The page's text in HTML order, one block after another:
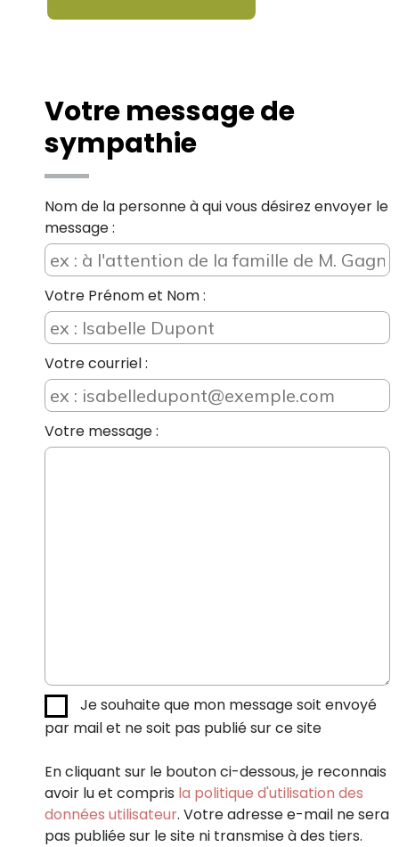
Votre message de
sympathie
Nom de la personne à qui vous désirez envoyer le
message :
Votre Prénom et Nom :
Votre courriel :
Votre message :
Je souhaite que mon message soit envoyé
par mail et ne soit pas publié sur ce site
En cliquant sur le bouton ci-dessous, je reconnais
avoir lu et compris la politique d'utilisation des
données utilisateur. Votre adresse e-mail ne sera
pas publiée sur le site ni transmise à des tiers.